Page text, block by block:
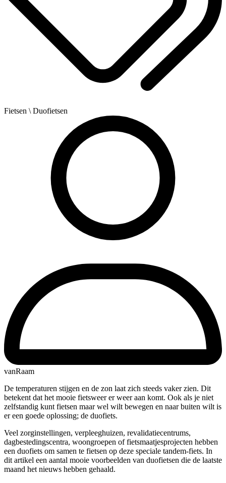
Fietsen \ Duofietsen
vanRaam
De temperaturen stijgen en de zon laat zich steeds vaker zien. Dit
betekent dat het mooie fietsweer er weer aan komt. Ook als je niet
zelfstandig kunt fietsen maar wel wilt bewegen en naar buiten wilt is
er een goede oplossing; de duofiets.
Veel zorginstellingen, verpleeghuizen, revalidatiecentrums,
dagbestedingscentra, woongroepen of fietsmaatjesprojecten hebben
een duofiets om samen te fietsen op deze speciale tandem-fiets. In
dit artikel een aantal mooie voorbeelden van duofietsen die de laatste
maand het nieuws hebben gehaald.